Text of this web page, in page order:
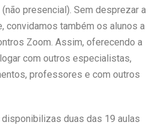
presencial). Sem desprezar a
convidamos também os alunos a
Zoom. Assim, oferecendo a
com outros especialistas,
professores e com outros
duas das 19 aulas